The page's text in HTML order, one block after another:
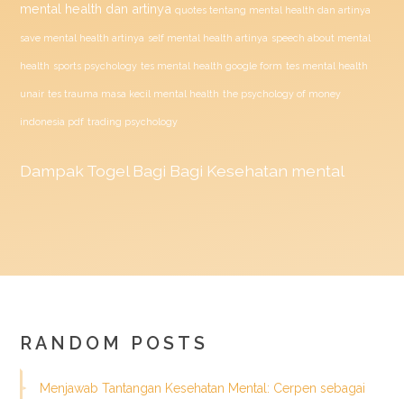
mental health dan artinya quotes tentang mental health dan artinya
save mental health artinya self mental health artinya speech about mental
health sports psychology tes mental health google form tes mental health
unair tes trauma masa kecil mental health the psychology of money
indonesia pdf trading psychology
DampakTogelBagi Bagi Kesehatan mental
RANDOM POSTS
Menjawab Tantangan Kesehatan Mental: Cerpen sebagai